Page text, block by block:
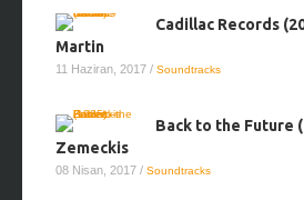
Cadillac Records
Martin
11 Haziran, 2017 / Soundtracks
Back to the Future
Zemeckis
08 Nisan, 2017 / Soundtracks